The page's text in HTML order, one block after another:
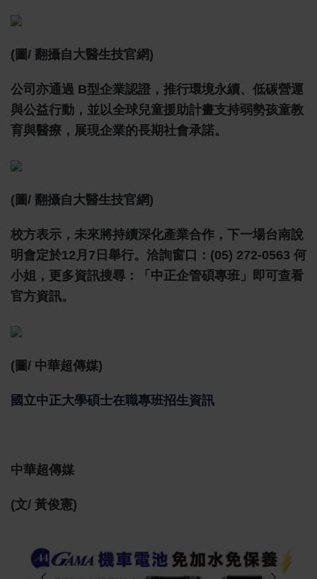
(圖/ 翻攝自大醫生技官網)
公司亦通過 B型企業認證，推行環境永續、低碳營運
與公益行動，並以全球兒童援助計畫支持弱勢孩童教
育與醫療，展現企業的長期社會承諾。
(圖/ 翻攝自大醫生技官網)
校方表示，未來將持續深化產業合作，下一場台南說
明會定於12月7日舉行。洽詢窗口：(05) 272-0563 何
小姐，更多資訊搜尋：「中正企管碩專班」即可查看
官方資訊。
(圖/ 中華超傳媒)
國立中正大學碩士在職專班招生資訊
中華超傳媒
(文/ 黃俊憲)